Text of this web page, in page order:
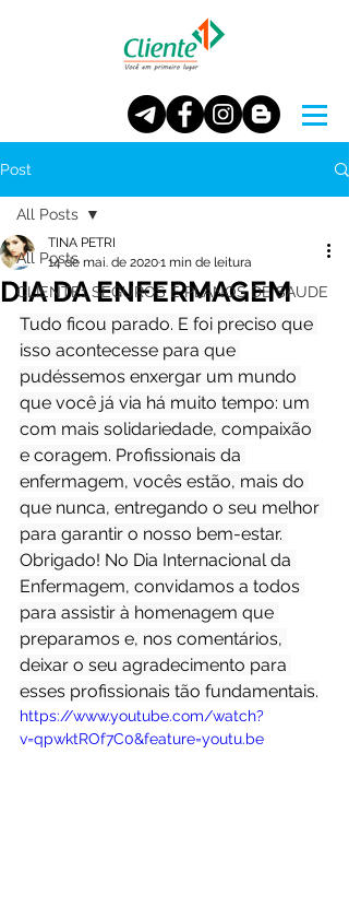
Post
All Posts
CLIENTE1 SEGUROS E PLANOS DE SAUDE
All Posts
DIA DA ENFERMAGEM
TINA PETRI
14 de mai. de 20201 min de leitura
Tudo ficou parado. E foi preciso que
isso acontecesse para que
pudéssemos enxergar um mundo
que você já via há muito tempo: um
com mais solidariedade, compaixão
e coragem. Profissionais da
enfermagem, vocês estão, mais do
que nunca, entregando o seu melhor
para garantir o nosso bem-estar.
Obrigado! No Dia Internacional da
Enfermagem, convidamos a todos
para assistir à homenagem que
preparamos e, nos comentários,
deixar o seu agradecimento para
esses profissionais tão fundamentais.
https://www.youtube.com/watch?
v=qpwktROf7C0&feature=youtu.be